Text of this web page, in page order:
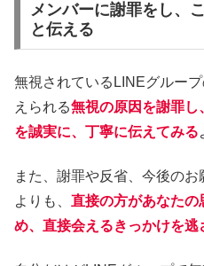
メンバーに謝罪をし、
と伝える
無視されているLINEグルー
えられる無視の原因を謝罪し
を誠実に、丁寧に伝えてみる
また、謝罪や反省、今後の
よりも、 直接の方があなたの
め、直接会えるきっかけを逃